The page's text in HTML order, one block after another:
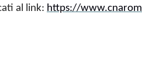
al link: https://